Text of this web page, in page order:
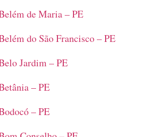
de Maria – PE
do São Francisco – PE
Jardim – PE
– PE
– PE